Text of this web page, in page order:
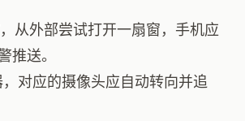
从外部尝试打开一扇窗，手机应
推送。
对应的摄像头应自动转向并追